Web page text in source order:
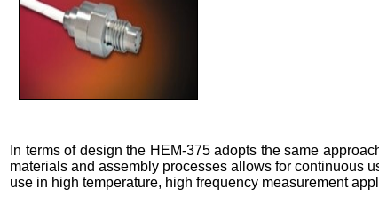
In terms of design the HEM-375 adopts the same
materials and assembly processes allows for continuous
use in high temperature, high frequency measurement